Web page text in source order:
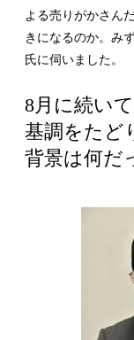
よる売りがかさん
きになるのか。み
氏に伺いました。
8月に続い
基調をたど
背景は何だ